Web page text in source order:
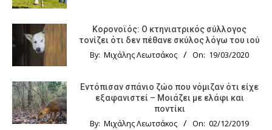
Κορονοϊός: Ο κτηνιατρικός σύλλογος
τονίζει ότι δεν πέθανε σκύλος λόγω του ιού
By: Μιχάλης Λεωτσάκος On: 19/03/2020
Εντόπισαν σπάνιο ζώο που νόμιζαν ότι είχε
εξαφανιστεί – Μοιάζει με ελάφι και
ποντίκι
By: Μιχάλης Λεωτσάκος On: 02/12/2019